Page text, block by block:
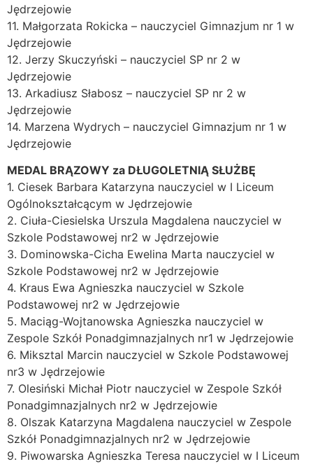
Jędrzejowie
11. Małgorzata Rokicka – nauczyciel Gimnazjum nr 1 w
Jędrzejowie
12. Jerzy Skuczyński – nauczyciel SP nr 2 w
Jędrzejowie
13. Arkadiusz Słabosz – nauczyciel SP nr 2 w
Jędrzejowie
14. Marzena Wydrych – nauczyciel Gimnazjum nr 1 w
Jędrzejowie
MEDAL BRĄZOWY za DŁUGOLETNIĄ SŁUŻBĘ
1. Ciesek Barbara Katarzyna nauczyciel w I Liceum
Ogólnokształcącym w Jędrzejowie
2. Ciuła-Ciesielska Urszula Magdalena nauczyciel w
Szkole Podstawowej nr2 w Jędrzejowie
3. Dominowska-Cicha Ewelina Marta nauczyciel w
Szkole Podstawowej nr2 w Jędrzejowie
4. Kraus Ewa Agnieszka nauczyciel w Szkole
Podstawowej nr2 w Jędrzejowie
5. Maciąg-Wojtanowska Agnieszka nauczyciel w
Zespole Szkół Ponadgimnazjalnych nr1 w Jędrzejowie
6. Miksztal Marcin nauczyciel w Szkole Podstawowej
nr3 w Jędrzejowie
7. Olesiński Michał Piotr nauczyciel w Zespole Szkół
Ponadgimnazjalnych nr2 w Jędrzejowie
8. Olszak Katarzyna Magdalena nauczyciel w Zespole
Szkół Ponadgimnazjalnych nr2 w Jędrzejowie
9. Piwowarska Agnieszka Teresa nauczyciel w I Liceum